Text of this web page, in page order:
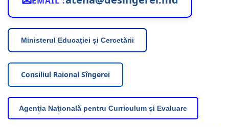
Ministerul Educației și Cercetării
Consiliul Raional Sîngerei
Agenţia Naţională pentru Curriculum şi Evaluare